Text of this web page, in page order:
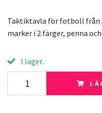
Taktiktavla för fotboll från
marker i 2 färger, penna
I lager.